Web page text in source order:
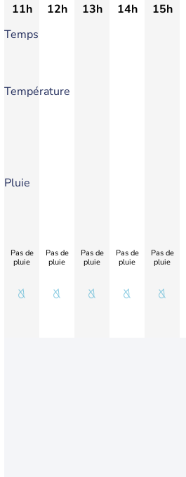
11h 12h 13h 14h 15h
Temps
Température
Pluie
Pas de
pluie
Pas de
pluie
Pas de
pluie
Pas de
pluie
Pas de
pluie